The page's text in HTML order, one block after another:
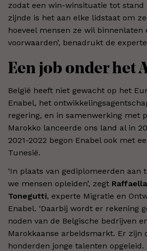
zodat een win-winsituatie tot stand
zijnde is het aan elke lidstaat om
hoeveel mensen ze wil binnenlaten
voorwaarden’, benadrukt de
Een job onder het
België heeft niet gewacht op het
Enabel, het
regering, en in samenwerking met
Marokko lanceerde ons land al in
2021-2022 begon Enabel ook met
Tunesië.
‘In plaats van gediplomeerden aan
we mensen opleiden’, zegt
Tonegutti, experte Migratie en
Enabel. ‘Daarbij wordt er rekening
noden van de Belgische bedrijven
Marokkaanse arbeidsmarkt. Er zijn
honderden jonge talenten